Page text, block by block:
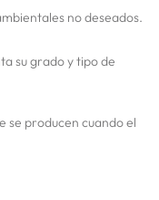
no deseados.
su grado y tipo de
se producen cuando el